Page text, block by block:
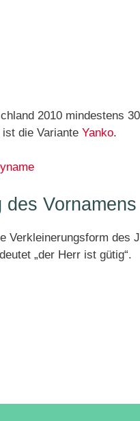
2010 mindestens
die Variante Yanko.
Verkleinerungsform des
„der Herr ist gütig“.